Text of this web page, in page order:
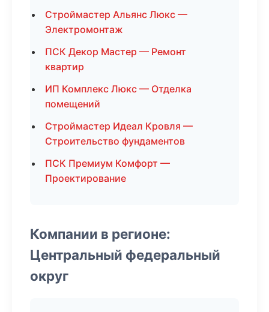
Строймастер Альянс Люкс —
Электромонтаж
ПСК Декор Мастер — Ремонт
квартир
ИП Комплекс Люкс — Отделка
помещений
Строймастер Идеал Кровля —
Строительство фундаментов
ПСК Премиум Комфорт —
Проектирование
Компании в регионе:
Центральный федеральный
округ